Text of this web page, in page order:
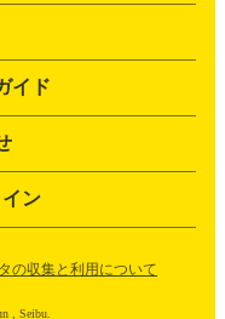
イド
ン
の収集と利用について
, Seibu.